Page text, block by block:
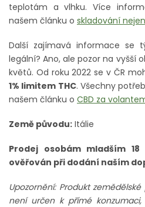
teplotám a vlhku. Více
našem článku o skladování
Další zajímavá informace se
legální? Ano, ale pozor na vyšší
květů. Od roku 2022 se v ČR
1% limitem THC. Všechny
našem článku o CBD za
Země původu: Itálie
Prodej osobám mladším
ověřován při dodání naším
Upozornění: Produkt
není určen k přímé